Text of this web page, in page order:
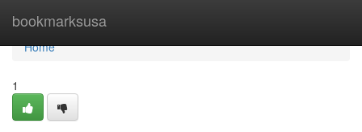
bookmarksusa
Home
Home
1